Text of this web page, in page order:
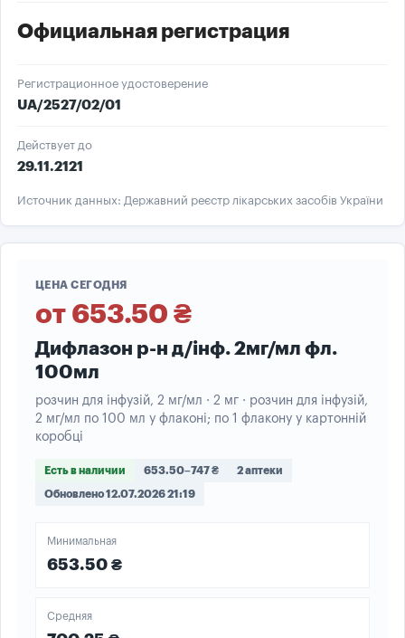
Официальная регистрация
Регистрационное удостоверение
UA/2527/02/01
Действует до
29.11.2121
Источник данных: Державний реєстр лікарських засобів України
ЦЕНА СЕГОДНЯ
от 653.50 ₴
Дифлазон р-н д/інф. 2мг/мл фл.
100мл
розчин для інфузій, 2 мг/мл · 2 мг · розчин для інфузій,
2 мг/мл по 100 мл у флаконі; по 1 флакону у картонній
коробці
Есть в наличии 653.50–747 ₴ 2 аптеки
Обновлено 12.07.2026 21:19
Минимальная
653.50 ₴
Средняя